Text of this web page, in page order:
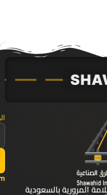
المرورية بالسعودية